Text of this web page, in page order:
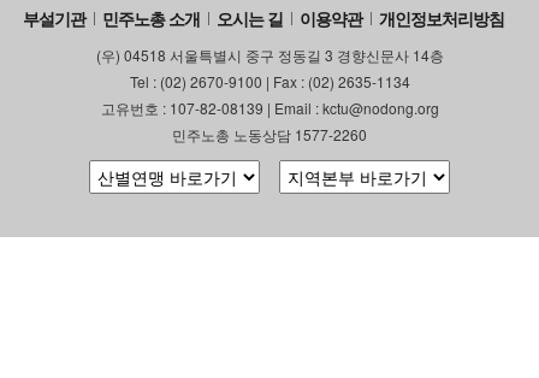
부설기관 민주노총 소개 오시는 길 이용약관 개인정보처리방침
(우) 04518 서울특별시 중구 정동길 3 경향신문사 14층
Tel : (02) 2670-9100 | Fax : (02) 2635-1134
고유번호 : 107-82-08139 | Email : kctu@nodong.org
민주노총 노동상담 1577-2260